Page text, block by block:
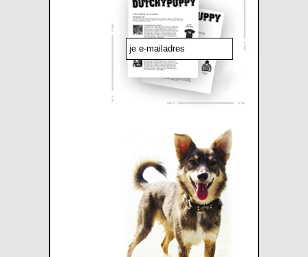
emailadres